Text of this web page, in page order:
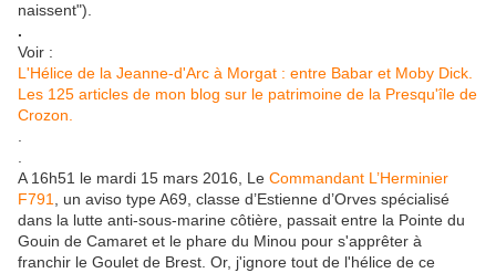
naissent").
.
Voir :
L'Hélice de la Jeanne-d'Arc à Morgat : entre Babar et Moby Dick.
Les 125 articles de mon blog sur le patrimoine de la Presqu'île de
Crozon. ​
A 16h51 le mardi 15 mars 2016, Le Commandant L’Herminier
F791
, un aviso type A69, classe d’Estienne d’Orves spécialisé
dans la lutte anti-sous-marine côtière, passait entre la Pointe du
Gouin de Camaret et le phare du Minou pour s'apprêter à
franchir le Goulet de Brest. Or, j'ignore tout de l'hélice de ce